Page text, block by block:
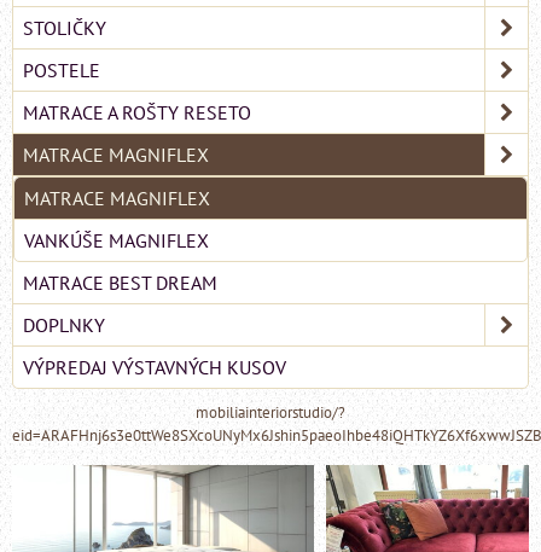
STOLIČKY
POSTELE
MATRACE A ROŠTY RESETO
MATRACE MAGNIFLEX
MATRACE MAGNIFLEX
VANKÚŠE MAGNIFLEX
MATRACE BEST DREAM
DOPLNKY
VÝPREDAJ VÝSTAVNÝCH KUSOV
mobiliainteriorstudio/?